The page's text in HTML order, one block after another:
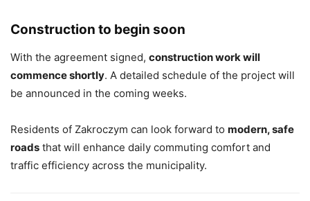
Construction to begin soon
With the agreement signed, construction work will
commence shortly. A detailed schedule of the project will
be announced in the coming weeks.
Residents of Zakroczym can look forward to modern, safe
roads that will enhance daily commuting comfort and
traffic efficiency across the municipality.